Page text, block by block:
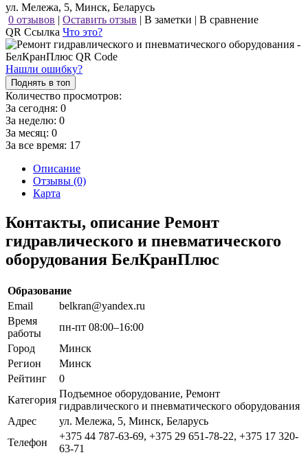
ул. Мележа, 5, Минск, Беларусь
0 отзывов | Оставить отзыв | В заметки | В сравнение
QR Ссылка Что это?
Нашли ошибку?
Поднять в топ
Количество просмотров:
За сегодня: 0
За неделю: 0
За месяц: 0
За все время: 17
Описание
Отзывы (0)
Карта
Контакты, описание Ремонт
гидравлического и пневматического
оборудования БелКранПлюс
Образование
Email
belkran@yandex.ru
Время
работы
пн-пт 08:00–16:00
Город
Минск
Регион
Минск
Рейтинг
0
Категория
Подъемное оборудование, Ремонт
гидравлического и пневматического оборудования
Адрес
ул. Мележа, 5, Минск, Беларусь
Телефон
+375 44 787-63-69, +375 29 651-78-22, +375 17 320-
63-71